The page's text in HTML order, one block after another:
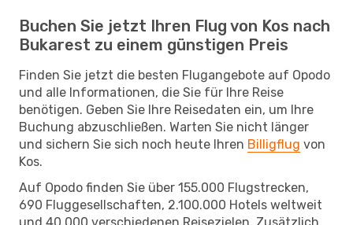
Buchen Sie jetzt Ihren Flug von Kos nach
Bukarest zu einem günstigen Preis
Finden Sie jetzt die besten Flugangebote auf Opodo
und alle Informationen, die Sie für Ihre Reise
benötigen. Geben Sie Ihre Reisedaten ein, um Ihre
Buchung abzuschließen. Warten Sie nicht länger
und sichern Sie sich noch heute Ihren Billigflug von
Kos.
Auf Opodo finden Sie über 155.000 Flugstrecken,
690 Fluggesellschaften, 2.100.000 Hotels weltweit